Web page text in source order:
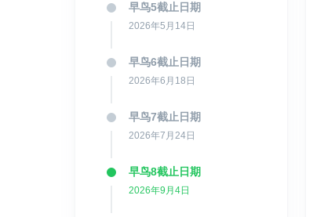
早鸟5截止日期
2026年5月14日
早鸟6截止日期
2026年6月18日
早鸟7截止日期
2026年7月24日
早鸟8截止日期
2026年9月4日